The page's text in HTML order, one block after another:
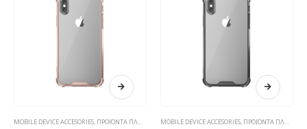
MOBILE DEVICE ACCESORIES, ΠΡΟΪΌΝΤΑ ΠΛΗΡΟΦΟΡΙΚΉΣ - ΚΙΝΗΤΉΣ ΤΗΛΕΦΩΝΊΑΣ - ΗΛΕΚΤΡΟΝΙΚΆ MOBILE DEVICE ACCESORIES, ΠΡΟΪΌΝΤΑ ΠΛΗΡΟΦΟΡΙΚΉΣ - ΚΙΝΗΤΉΣ ΤΗΛΕΦΩΝΊΑΣ - ΗΛΕΚΤΡΟΝΙΚΆ